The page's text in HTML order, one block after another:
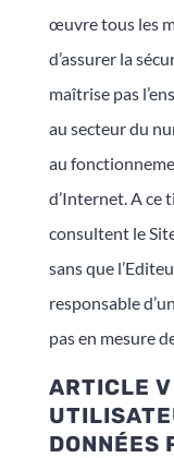
œuvre tous les
d’assurer la
maîtrise pas
au secteur du
au
d’Internet. A ce
consultent le
sans que
responsable
pas en mesure
ARTICLE
DONNÉES